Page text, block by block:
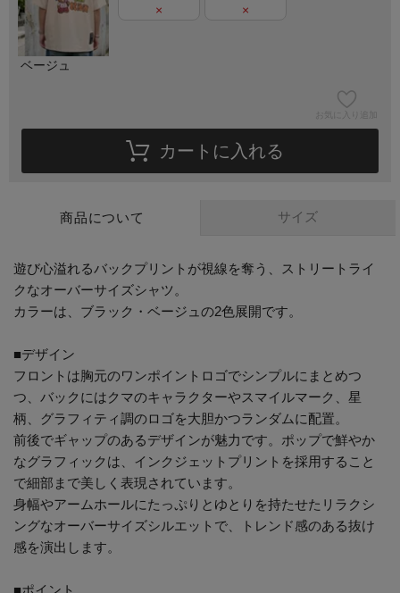
ベージュ
×
×
お気に入り追加
カートに入れる
商品について サイズ
遊び心溢れるバックプリントが視線を奪う、ストリートライ
クなオーバーサイズシャツ。
カラーは、ブラック・ベージュの2色展開です。
■デザイン
フロントは胸元のワンポイントロゴでシンプルにまとめつ
つ、バックにはクマのキャラクターやスマイルマーク、星
柄、グラフィティ調のロゴを大胆かつランダムに配置。
前後でギャップのあるデザインが魅力です。ポップで鮮やか
なグラフィックは、インクジェットプリントを採用すること
で細部まで美しく表現されています。
身幅やアームホールにたっぷりとゆとりを持たせたリラクシ
ングなオーバーサイズシルエットで、トレンド感のある抜け
感を演出します。
■ポイント